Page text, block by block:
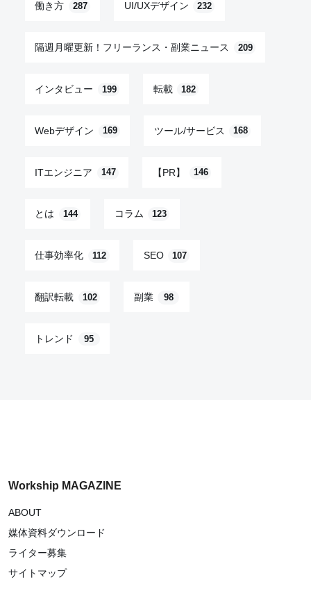
働き方 287 UI/UXデザイン 232
隔週月曜更新！フリーランス・副業ニュース 209
インタビュー 199 転載 182
Webデザイン 169 ツール/サービス 168
ITエンジニア 147 【PR】 146
とは 144 コラム 123
仕事効率化 112 SEO 107
翻訳転載 102 副業 98
トレンド 95
Workship MAGAZINE
ABOUT
媒体資料ダウンロード
ライター募集
サイトマップ